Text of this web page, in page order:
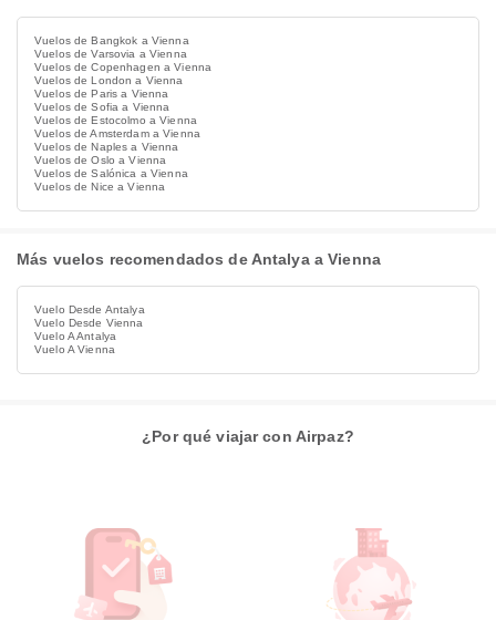
Vuelos de Bangkok a Vienna
Vuelos de Varsovia a Vienna
Vuelos de Copenhagen a Vienna
Vuelos de London a Vienna
Vuelos de Paris a Vienna
Vuelos de Sofia a Vienna
Vuelos de Estocolmo a Vienna
Vuelos de Amsterdam a Vienna
Vuelos de Naples a Vienna
Vuelos de Oslo a Vienna
Vuelos de Salónica a Vienna
Vuelos de Nice a Vienna
Más vuelos recomendados de Antalya a Vienna
Vuelo Desde Antalya
Vuelo Desde Vienna
Vuelo A Antalya
Vuelo A Vienna
¿Por qué viajar con Airpaz?